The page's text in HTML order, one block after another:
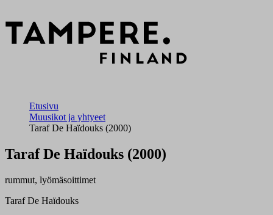
Etusivu
Muusikot ja yhtyeet
Taraf De Haïdouks (2000)
Taraf De Haïdouks (2000)
rummut, lyömäsoittimet
Taraf De Haïdouks